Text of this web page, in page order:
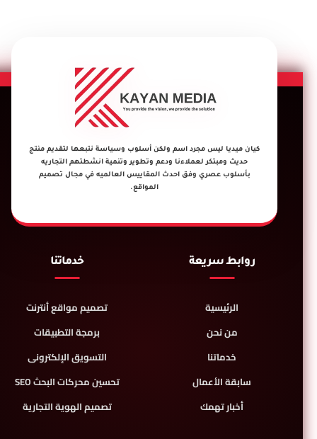
كيان ميديا ليس مجرد اسم ولكن أسلوب وسياسة نتبعها لتقديم منتج
حديث ومبتكر لعملاءنا ودعم وتطوير وتنمية انشطتهم التجاريه
بأسلوب عصري وفق احدث المقاييس العالميه في مجال تصميم
المواقع.
روابط سريعة
الرئيسية
من نحن
خدماتنا
سابقة الأعمال
أخبار تهمك
خدماتنا
تصميم مواقع أنترنت
برمجة التطبيقات
التسويق الإلكترونى
تحسين محركات البحث SEO
تصميم الهوية التجارية